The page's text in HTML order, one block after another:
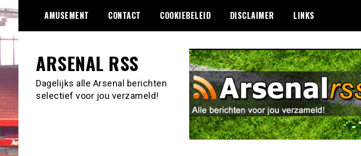
naar
de
inhoud
AMUSEMENT CONTACT COOKIEBELEID DISCLAIMER LINKS
ARSENAL RSS
Dagelijks alle Arsenal berichten
selectief voor jou verzameld!